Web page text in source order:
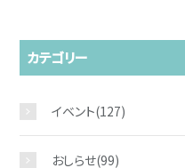
カテゴリー
イベント(127)
おしらせ(99)